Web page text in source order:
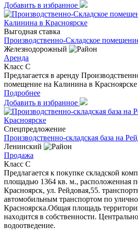
Добавить в избранное
Выгодная ставка
Производственно-Складское
Железнодорожный
Аренда
Класс C
Предлагается в аренду
помещение на Калинина в Красноярске
Подробнее
Добавить в избранное
Спецпредложение
Производственно-складская база на
Ленинский
Продажа
Класс C
Предлагается к покупке складской
площадью 1364 кв. м., расположенная
Красноярск, ул. Рейдовая,55.
автомобильным транспортом по
Красноярска.Oбщaя площaдь
нахoдитcя в coбcтвeнности.
водоотведение.